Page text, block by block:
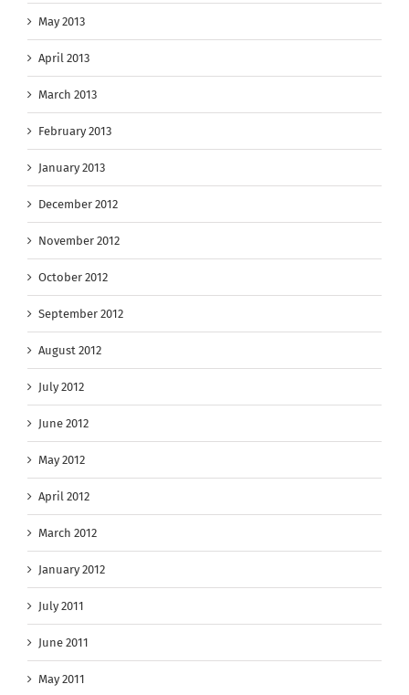
May 2013
April 2013
March 2013
February 2013
January 2013
December 2012
November 2012
October 2012
September 2012
August 2012
July 2012
June 2012
May 2012
April 2012
March 2012
January 2012
July 2011
June 2011
May 2011